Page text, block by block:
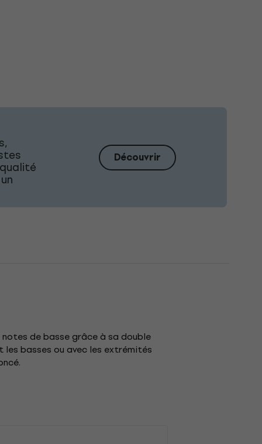
Découvrir
de basse grâce à sa double
basses ou avec les extrémités